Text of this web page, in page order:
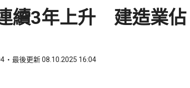
續3年上升 建造業佔
最後更新 08.10.2025 16:04